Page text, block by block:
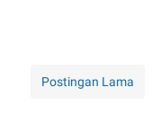
Postingan Lama